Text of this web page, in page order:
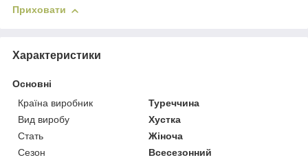
Приховати
Характеристики
Основні
Країна виробник
Туреччина
Вид виробу
Хустка
Стать
Жіноча
Сезон
Всесезонний